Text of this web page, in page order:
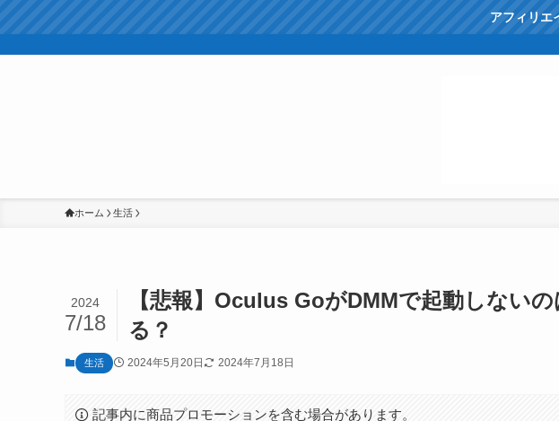
アフィリエ
ホーム 生活
【悲報】Oculus GoがDMMで起動しない
る？
2024
7/18
生活 2024年5月20日 2024年7月18日
記事内に商品プロモーションを含む場合があります。